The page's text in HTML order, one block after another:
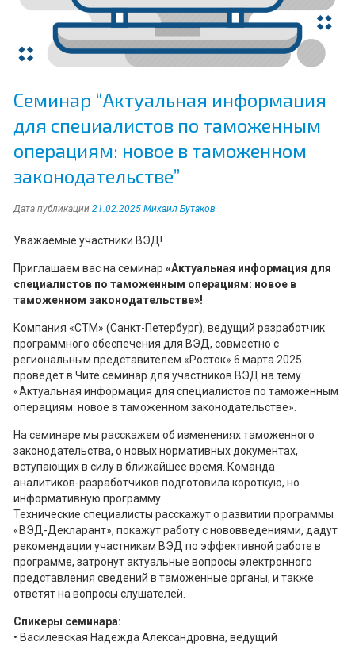
Семинар “Актуальная информация
для специалистов по таможенным
операциям: новое в таможенном
законодательстве”
Дата публикации 21.02.2025 Михаил Бутаков
Уважаемые участники ВЭД!
Приглашаем вас на семинар «Актуальная информация для
специалистов по таможенным операциям: новое в
таможенном законодательстве»!
Компания «СТМ» (Санкт-Петербург), ведущий разработчик
программного обеспечения для ВЭД, совместно с
региональным представителем «Росток» 6 марта 2025
проведет в Чите семинар для участников ВЭД на тему
«Актуальная информация для специалистов по таможенным
операциям: новое в таможенном законодательстве».
На семинаре мы расскажем об изменениях таможенного
законодательства, о новых нормативных документах,
вступающих в силу в ближайшее время. Команда
аналитиков-разработчиков подготовила короткую, но
информативную программу.
Технические специалисты расскажут о развитии программы
«ВЭД-Декларант», покажут работу с нововведениями, дадут
рекомендации участникам ВЭД по эффективной работе в
программе, затронут актуальные вопросы электронного
представления сведений в таможенные органы, и также
ответят на вопросы слушателей.
Спикеры семинара:
• Василевская Надежда Александровна, ведущий